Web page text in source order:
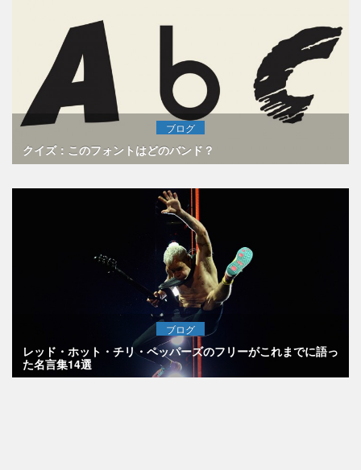
ブログ
クイズ：このフォントはどのバンド？
ブログ
レッド・ホット・チリ・ペッパーズのフリーがこれまでに語っ
た名言集14選